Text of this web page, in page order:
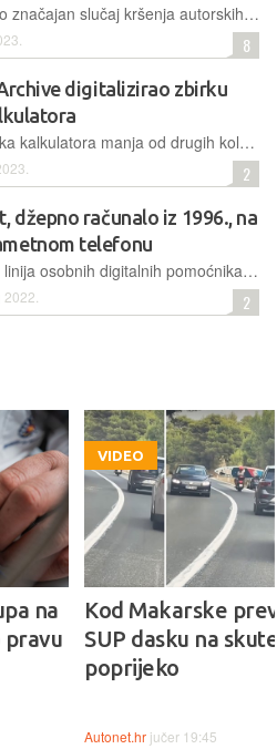
Potencijalno značajan slučaj kršenja autorskih prava svoj će epilog dobiti na sudu u New Yorku gdje je u tijeku parnica koja bi mogla odrediti budućnost ovakve vrste digitalne arhive e-knjiga
8
digitalizirao zbirku
Iako je zbirka kalkulatora manja od drugih kolekcija, ipak uspijeva prikazati povijest ovih malih plastičnih uređaja. Emulirani su u MAME-u s dodatnim slojem na koji se može kliknuti
2
džepno računalo iz 1996., na
telefonu
Palm je bio linija osobnih digitalnih pomoćnika (PDA) i mobilnih telefona koje je razvio Palm, Inc., izvorno nazvan Palm Computing. Smatraju se odgovornim za početak ere pametnih telefona
2
na
pravu
VIDEO
Kod Makarske
SUP dasku na
poprijeko
Autonet.hr jučer 19:45